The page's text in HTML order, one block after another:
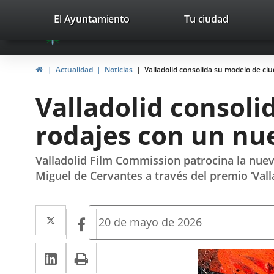
Portal
Web
del
Valladolid
avaTop
valladolid.es
El Ayuntamiento Tu ciudad
InicioActualidad Noticias Valladolid consolida su modelo de
Valladolid
rodajes con un
Valladolid Film Commission patrocina la
Miguel de Cervantes a través del premio
Twitter
Enlace
a
una
Facebook
Enlace
a
una
LinkedIn
Enlace
Fecha
la
20 de mayo de 2026